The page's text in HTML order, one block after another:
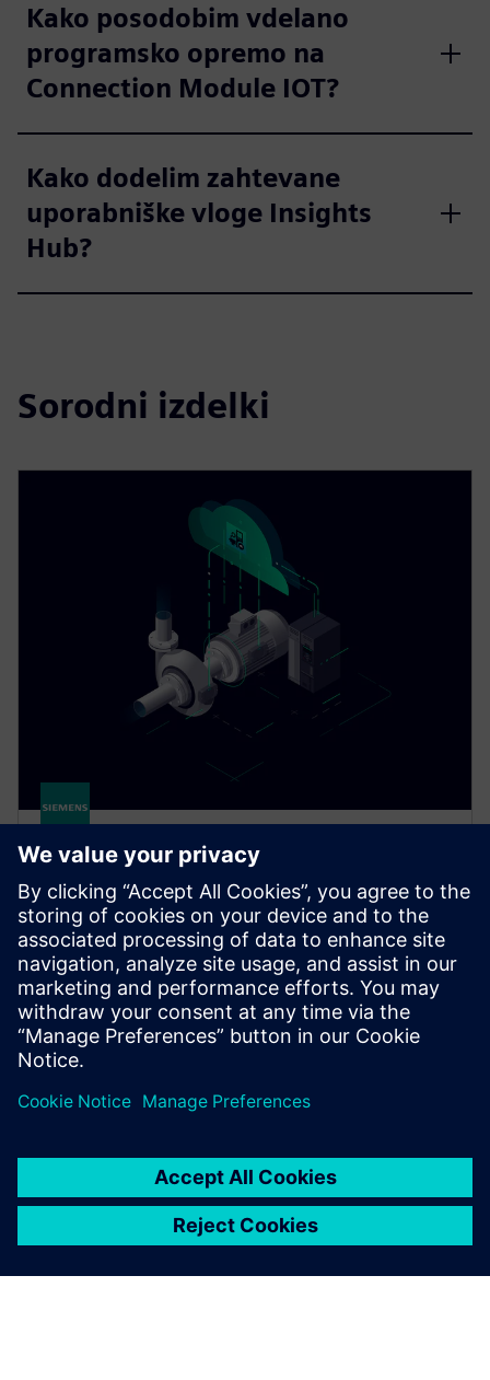
Kako posodobim vdelano
programsko opremo na
Connection Module IOT?
Kako dodelim zahtevane
uporabniške vloge Insights
Hub?
Sorodni izdelki
Drivetrain Analyzer Cloud​
Drivetrain Analyzer Cloud monitors equipment
condition, analyzes drivetrain health and optimizes
energy use for easy predictive maintenance of all
components.